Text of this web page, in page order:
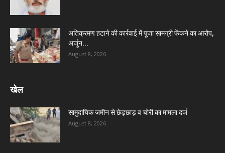
अतिक्रमण हटाने की कार्रवाई में पूजा सामग्री फेंकने का आरोप,
अर्जुन...
August 8, 2026
खेल
सामुदायिक जमीन से छेड़छाड़ व चोरी का मामला दर्ज
August 8, 2026